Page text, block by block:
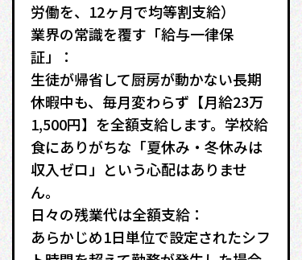
労働を、12ヶ月で均等割支給）
業界の常識を覆す「給与一律保
証」：
生徒が帰省して厨房が動かない長期
休暇中も、毎月変わらず【月給23万
1,500円】を全額支給します。学校給
食にありがちな「夏休み・冬休みは
収入ゼロ」という心配はありませ
ん。
日々の残業代は全額支給：
あらかじめ1日単位で設定されたシフ